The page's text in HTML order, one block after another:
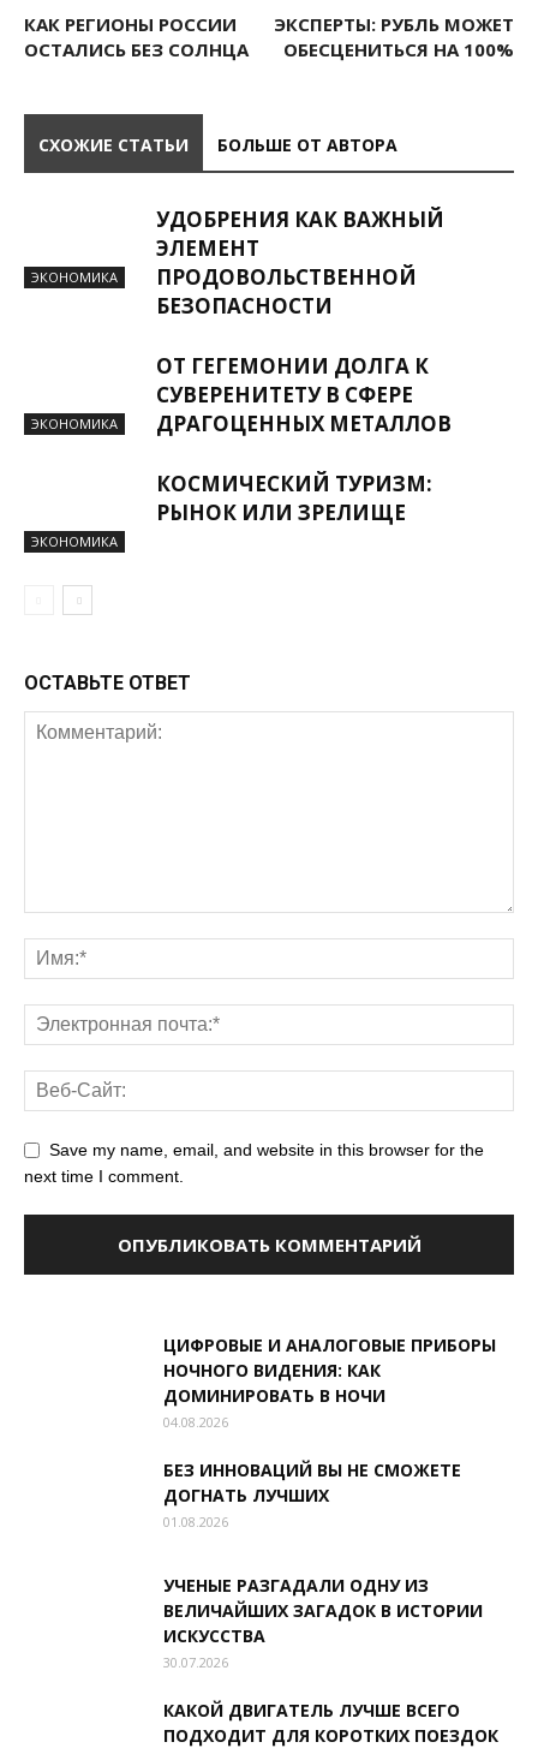
КАК РЕГИОНЫ РОССИИ
ОСТАЛИСЬ БЕЗ СОЛНЦА
ЭКСПЕРТЫ: РУБЛЬ МОЖЕТ
ОБЕСЦЕНИТЬСЯ НА 100%
СХОЖИЕ СТАТЬИ БОЛЬШЕ ОТ АВТОРА
ЭКОНОМИКА
УДОБРЕНИЯ КАК ВАЖНЫЙ
ЭЛЕМЕНТ
ПРОДОВОЛЬСТВЕННОЙ
БЕЗОПАСНОСТИ
ЭКОНОМИКА
ОТ ГЕГЕМОНИИ ДОЛГА К
СУВЕРЕНИТЕТУ В СФЕРЕ
ДРАГОЦЕННЫХ МЕТАЛЛОВ
ЭКОНОМИКА
КОСМИЧЕСКИЙ ТУРИЗМ:
РЫНОК ИЛИ ЗРЕЛИЩЕ
ОСТАВЬТЕ ОТВЕТ
Save my name, email, and website in this browser for the
next time I comment.
ЦИФРОВЫЕ И АНАЛОГОВЫЕ ПРИБОРЫ
НОЧНОГО ВИДЕНИЯ: КАК
ДОМИНИРОВАТЬ В НОЧИ
04.08.2026
БЕЗ ИННОВАЦИЙ ВЫ НЕ СМОЖЕТЕ
ДОГНАТЬ ЛУЧШИХ
01.08.2026
УЧЕНЫЕ РАЗГАДАЛИ ОДНУ ИЗ
ВЕЛИЧАЙШИХ ЗАГАДОК В ИСТОРИИ
ИСКУССТВА
30.07.2026
КАКОЙ ДВИГАТЕЛЬ ЛУЧШЕ ВСЕГО
ПОДХОДИТ ДЛЯ КОРОТКИХ ПОЕЗДОК